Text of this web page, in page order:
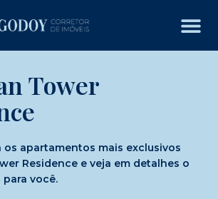
Tower
os apartamentos mais exclusivos
Residence e veja em detalhes o
você.